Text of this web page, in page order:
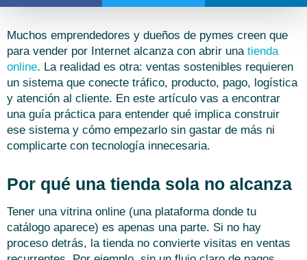
Muchos emprendedores y dueños de pymes creen que
para vender por Internet alcanza con abrir una tienda
online. La realidad es otra: ventas sostenibles requieren
un sistema que conecte tráfico, producto, pago, logística
y atención al cliente. En este artículo vas a encontrar
una guía práctica para entender qué implica construir
ese sistema y cómo empezarlo sin gastar de más ni
complicarte con tecnología innecesaria.
Por qué una tienda sola no alcanza
Tener una vitrina online (una plataforma donde tu
catálogo aparece) es apenas una parte. Si no hay
proceso detrás, la tienda no convierte visitas en ventas